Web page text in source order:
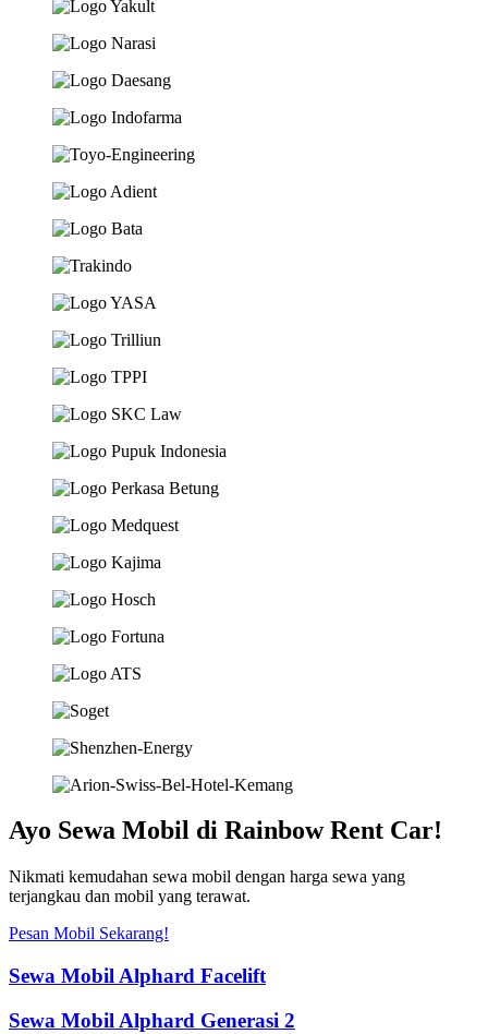
Ayo Sewa Mobil di Rainbow Rent Car!
Nikmati kemudahan sewa mobil dengan harga sewa yang
terjangkau dan mobil yang terawat.
Pesan Mobil Sekarang!
Sewa Mobil Alphard Facelift
Sewa Mobil Alphard Generasi 2